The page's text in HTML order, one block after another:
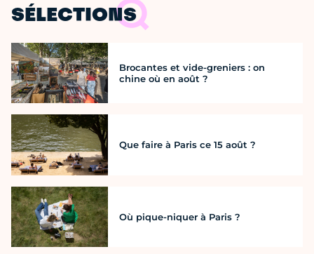
SÉLECTIONS
Brocantes et vide-greniers : on
chine où en août ?
Que faire à Paris ce 15 août ?
Où pique-niquer à Paris ?